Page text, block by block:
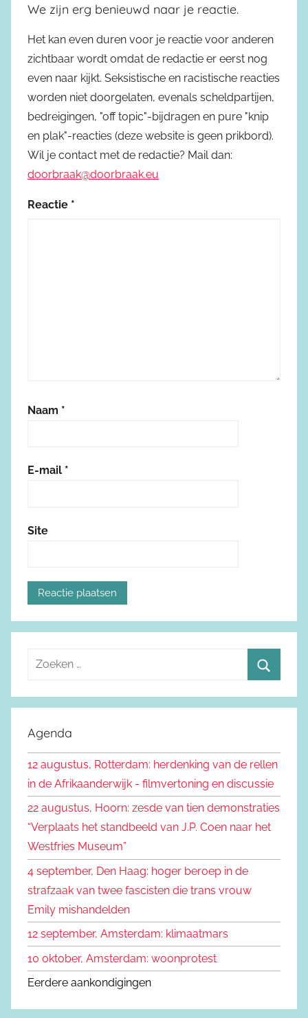
We zijn erg benieuwd naar je reactie.
Het kan even duren voor je reactie voor anderen
zichtbaar wordt omdat de redactie er eerst nog
even naar kijkt. Seksistische en racistische reacties
worden niet doorgelaten, evenals scheldpartijen,
bedreigingen, "off topic"-bijdragen en pure "knip
en plak"-reacties (deze website is geen prikbord).
Wil je contact met de redactie? Mail dan:
doorbraak@doorbraak.eu
Reactie *
Naam *
E-mail *
Site
e
e
n
a
a
:
o
e
n
Agenda
12 augustus, Rotterdam: herdenking van de rellen
in de Afrikaanderwijk - filmvertoning en discussie
22 augustus, Hoorn: zesde van tien demonstraties
“Verplaats het standbeeld van J.P. Coen naar het
Westfries Museum”
4 september, Den Haag: hoger beroep in de
strafzaak van twee fascisten die trans vrouw
Emily mishandelden
12 september, Amsterdam: klimaatmars
10 oktober, Amsterdam: woonprotest
Eerdere aankondigingen